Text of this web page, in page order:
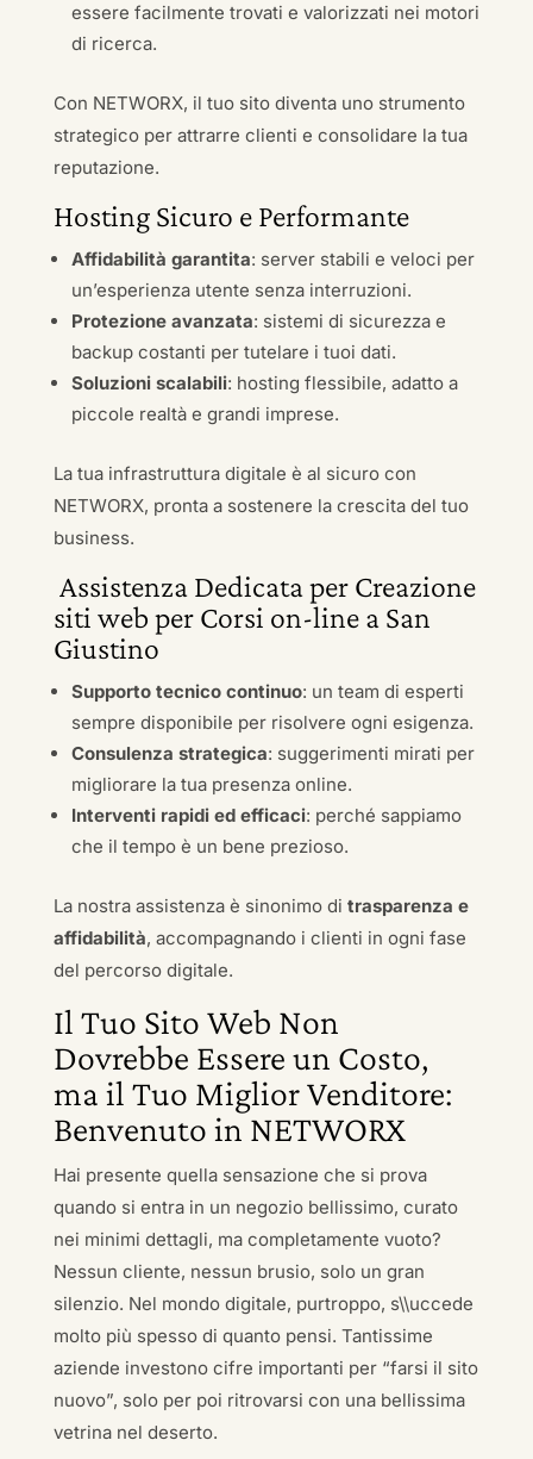
essere facilmente trovati e valorizzati nei motori
di ricerca.
Con NETWORX, il tuo sito diventa uno strumento
strategico per attrarre clienti e consolidare la tua
reputazione.
Hosting Sicuro e Performante
Affidabilità garantita: server stabili e veloci per
un’esperienza utente senza interruzioni.
Protezione avanzata: sistemi di sicurezza e
backup costanti per tutelare i tuoi dati.
Soluzioni scalabili: hosting flessibile, adatto a
piccole realtà e grandi imprese.
La tua infrastruttura digitale è al sicuro con
NETWORX, pronta a sostenere la crescita del tuo
business.
Assistenza Dedicata per Creazione
siti web per Corsi on-line a San
Giustino
Supporto tecnico continuo: un team di esperti
sempre disponibile per risolvere ogni esigenza.
Consulenza strategica: suggerimenti mirati per
migliorare la tua presenza online.
Interventi rapidi ed efficaci: perché sappiamo
che il tempo è un bene prezioso.
La nostra assistenza è sinonimo di trasparenza e
affidabilità, accompagnando i clienti in ogni fase
del percorso digitale.
Il Tuo Sito Web Non
Dovrebbe Essere un Costo,
ma il Tuo Miglior Venditore:
Benvenuto in NETWORX
Hai presente quella sensazione che si prova
quando si entra in un negozio bellissimo, curato
nei minimi dettagli, ma completamente vuoto?
Nessun cliente, nessun brusio, solo un gran
silenzio. Nel mondo digitale, purtroppo, s\\uccede
molto più spesso di quanto pensi. Tantissime
aziende investono cifre importanti per “farsi il sito
nuovo”, solo per poi ritrovarsi con una bellissima
vetrina nel deserto.